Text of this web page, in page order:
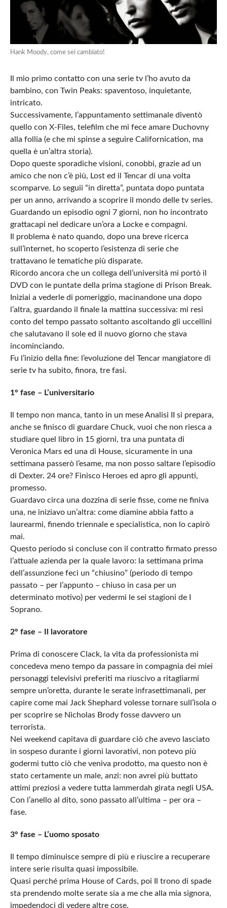
Hank Moody, come sei cambiato!
Il mio primo contatto con una serie tv l’ho avuto da
bambino, con Twin Peaks: spaventoso, inquietante,
intricato.
Successivamente, l’appuntamento settimanale diventò
quello con X-Files, telefilm che mi fece amare Duchovny
alla follia (e che mi spinse a seguire Californication, ma
quella è un’altra storia).
Dopo queste sporadiche visioni, conobbi, grazie ad un
amico che non c’è più, Lost ed il Tencar di una volta
scomparve. Lo seguii “in diretta”, puntata dopo puntata
per un anno, arrivando a scoprire il mondo delle tv series.
Guardando un episodio ogni 7 giorni, non ho incontrato
grattacapi nel dedicare un’ora a Locke e compagni.
Il problema è nato quando, dopo una breve ricerca
sull’internet, ho scoperto l’esistenza di serie che
trattavano le tematiche più disparate.
Ricordo ancora che un collega dell’università mi portò il
DVD con le puntate della prima stagione di Prison Break.
Iniziai a vederle di pomeriggio, macinandone una dopo
l’altra, guardando il finale la mattina successiva: mi resi
conto del tempo passato soltanto ascoltando gli uccellini
che salutavano il sole ed il nuovo giorno che stava
incominciando.
Fu l’inizio della fine: l’evoluzione del Tencar mangiatore di
serie tv ha subito, finora, tre fasi.
1° fase – L’universitario
Il tempo non manca, tanto in un mese Analisi II si prepara,
anche se finisco di guardare Chuck, vuoi che non riesca a
studiare quel libro in 15 giorni, tra una puntata di
Veronica Mars ed una di House, sicuramente in una
settimana passerò l’esame, ma non posso saltare l’episodio
di Dexter. 24 ore? Finisco Heroes ed apro gli appunti,
promesso.
Guardavo circa una dozzina di serie fisse, come ne finiva
una, ne iniziavo un’altra: come diamine abbia fatto a
laurearmi, finendo triennale e specialistica, non lo capirò
mai.
Questo periodo si concluse con il contratto firmato presso
l’attuale azienda per la quale lavoro: la settimana prima
dell’assunzione feci un “chiusino” (periodo di tempo
passato – per l’appunto – chiuso in casa per un
determinato motivo) per vedermi le sei stagioni de I
Soprano.
2° fase – Il lavoratore
Prima di conoscere Clack, la vita da professionista mi
concedeva meno tempo da passare in compagnia dei miei
personaggi televisivi preferiti ma riuscivo a ritagliarmi
sempre un’oretta, durante le serate infrasettimanali, per
capire come mai Jack Shephard volesse tornare sull’isola o
per scoprire se Nicholas Brody fosse davvero un
terrorista.
Nei weekend capitava di guardare ciò che avevo lasciato
in sospeso durante i giorni lavorativi, non potevo più
godermi tutto ciò che veniva prodotto, ma questo non è
stato certamente un male, anzi: non avrei più buttato
attimi preziosi a vedere tutta lammerdah girata negli USA.
Con l’anello al dito, sono passato all’ultima – per ora –
fase.
3° fase – L’uomo sposato
Il tempo diminuisce sempre di più e riuscire a recuperare
intere serie risulta quasi impossibile.
Quasi perché prima House of Cards, poi Il trono di spade
sta prendendo molte serate sia a me che alla mia signora,
impedendoci di vedere altre cose.